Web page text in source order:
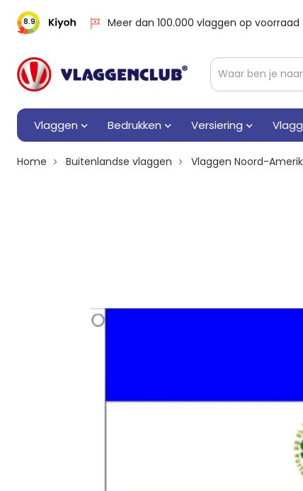
8.9 Meer dan 100.000 vlaggen op voorraad
Vlaggen Bedrukken Versiering
Home Buitenlandse vlaggen Vlaggen Noord-